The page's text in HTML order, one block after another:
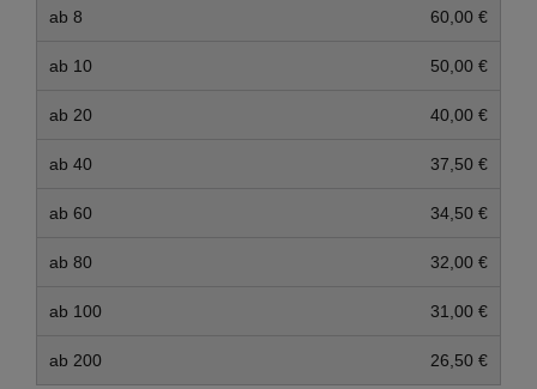
ab 8 60,00 €
ab 10 50,00 €
ab 20 40,00 €
ab 40 37,50 €
ab 60 34,50 €
ab 80 32,00 €
ab 100 31,00 €
ab 200 26,50 €